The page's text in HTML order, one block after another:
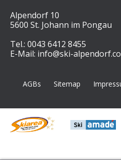
Alpendorf 10
5600 St. Johann im Pongau
Tel.: 0043 6412 8455
E-Mail: info@ski-
AGBs Sitemap